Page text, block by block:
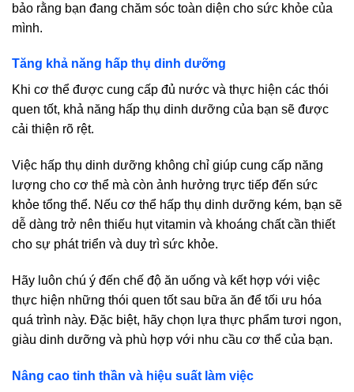
bảo rằng bạn đang chăm sóc toàn diện cho sức khỏe của
mình.
Tăng khả năng hấp thụ dinh dưỡng
Khi cơ thể được cung cấp đủ nước và thực hiện các thói
quen tốt, khả năng hấp thụ dinh dưỡng của bạn sẽ được
cải thiện rõ rệt.
Việc hấp thụ dinh dưỡng không chỉ giúp cung cấp năng
lượng cho cơ thể mà còn ảnh hưởng trực tiếp đến sức
khỏe tổng thể. Nếu cơ thể hấp thụ dinh dưỡng kém, bạn sẽ
dễ dàng trở nên thiếu hụt vitamin và khoáng chất cần thiết
cho sự phát triển và duy trì sức khỏe.
Hãy luôn chú ý đến chế độ ăn uống và kết hợp với việc
thực hiện những thói quen tốt sau bữa ăn để tối ưu hóa
quá trình này. Đặc biệt, hãy chọn lựa thực phẩm tươi ngon,
giàu dinh dưỡng và phù hợp với nhu cầu cơ thể của bạn.
Nâng cao tinh thần và hiệu suất làm việc